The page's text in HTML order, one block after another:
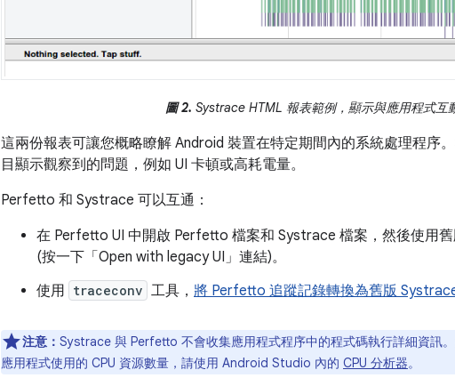
圖 2. Systrace HTML 報表範例，顯示與應用程式互
這兩份報表可讓您概略瞭解 Android 裝置在特定期間內的系統處理程序
目顯示觀察到的問題，例如 UI 卡頓或高耗電量。
Perfetto 和 Systrace 可以互通：
在 Perfetto UI 中開啟 Perfetto 檔案和 Systrace 檔案，然後使用
(按一下「Open with legacy UI」 連結)。
使用 traceconv 工具， 將 Perfetto 追蹤記錄轉換為舊版
注意： Systrace 與 Perfetto 不會收集應用程式程序中的程式碼執行詳細資訊
應用程式使用的 CPU 資源數量，請使用 Android Studio 內的 CPU 分析器。